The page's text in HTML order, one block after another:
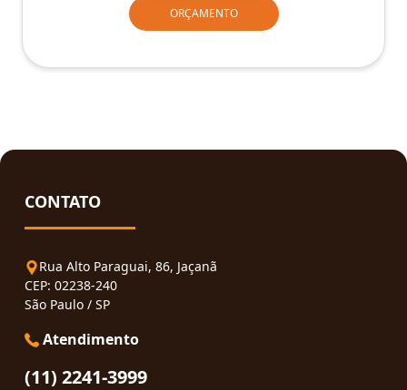
ORÇAMENTO
CONTATO
Rua Alto Paraguai, 86, Jaçanã
CEP: 02238-240
São Paulo / SP
Atendimento
(11) 2241-3999